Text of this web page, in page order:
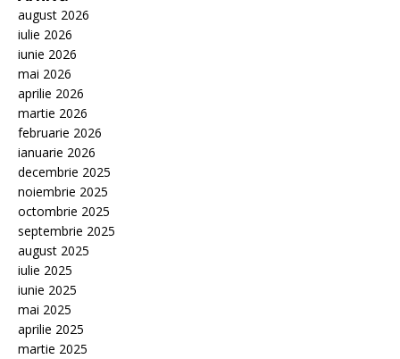
august 2026
iulie 2026
iunie 2026
mai 2026
aprilie 2026
martie 2026
februarie 2026
ianuarie 2026
decembrie 2025
noiembrie 2025
octombrie 2025
septembrie 2025
august 2025
iulie 2025
iunie 2025
mai 2025
aprilie 2025
martie 2025